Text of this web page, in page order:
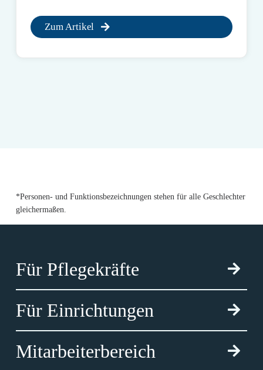
Zum Artikel
*Personen- und Funktionsbezeichnungen stehen für alle Geschlechter
gleichermaßen.
Für Pflegekräfte
Für Einrichtungen
Mitarbeiterbereich